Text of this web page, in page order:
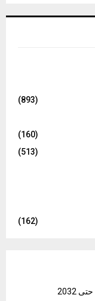
C
(893)
(160)
(513)
(162)